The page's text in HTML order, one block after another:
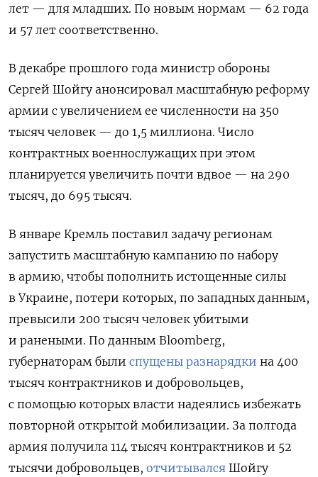
лет — для младших. По новым нормам — 62 года
и 57 лет соответственно.
В декабре прошлого года министр обороны
Сергей Шойгу анонсировал масштабную реформу
армии с увеличением ее численности на 350
тысяч человек — до 1,5 миллиона. Число
контрактных военнослужащих при этом
планируется увеличить почти вдвое — на 290
тысяч, до 695 тысяч.
В январе Кремль поставил задачу регионам
запустить масштабную кампанию по набору
в армию, чтобы пополнить истощенные силы
в Украине, потери которых, по западных данным,
превысили 200 тысяч человек убитыми
и ранеными. По данным Bloomberg,
губернаторам были спущены разнарядки на 400
тысяч контрактников и добровольцев,
с помощью которых власти надеялись избежать
повторной открытой мобилизации. За полгода
армия получила 114 тысяч контрактников и 52
тысячи добровольцев, отчитывался Шойгу